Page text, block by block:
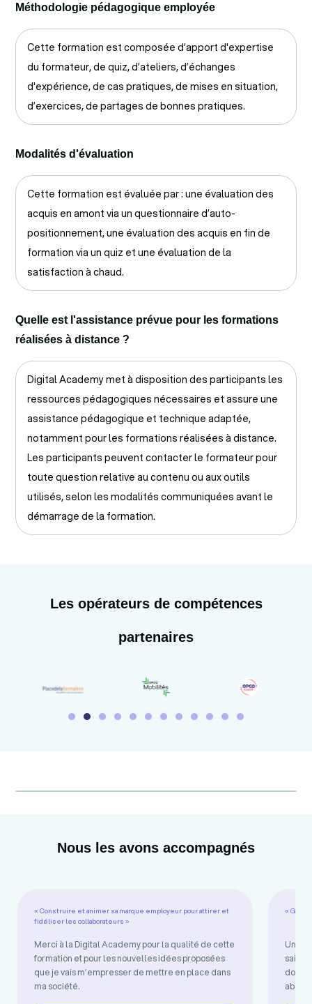
Méthodologie pédagogique employée
Cette formation est composée d’apport d'expertise
du formateur, de quiz, d’ateliers, d’échanges
d'expérience, de cas pratiques, de mises en situation,
d’exercices, de partages de bonnes pratiques.
Modalités d'évaluation
Cette formation est évaluée par : une évaluation des
acquis en amont via un questionnaire d’auto-
positionnement, une évaluation des acquis en fin de
formation via un quiz et une évaluation de la
satisfaction à chaud.
Quelle est l'assistance prévue pour les formations
réalisées à distance ?
Digital Academy met à disposition des participants les
ressources pédagogiques nécessaires et assure une
assistance pédagogique et technique adaptée,
notamment pour les formations réalisées à distance.
Les participants peuvent contacter le formateur pour
toute question relative au contenu ou aux outils
utilisés, selon les modalités communiquées avant le
démarrage de la formation.
Les opérateurs de compétences
partenaires
Nous les avons accompagnés
« Construire et animer sa marque employeur pour attirer et
fidéliser les collaborateurs »
Merci à la Digital Academy pour la qualité de cette
formation et pour les nouvelles idées proposées
que je vais m’empresser de mettre en place dans
ma société.
«
Une
sait